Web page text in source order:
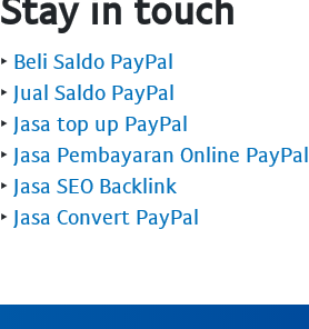
‣ Beli Saldo PayPal
‣ Jual Saldo PayPal
‣ Jasa top up PayPal
‣ Jasa Pembayaran Online PayPal
‣ Jasa SEO Backlink
‣ Jasa Convert PayPal